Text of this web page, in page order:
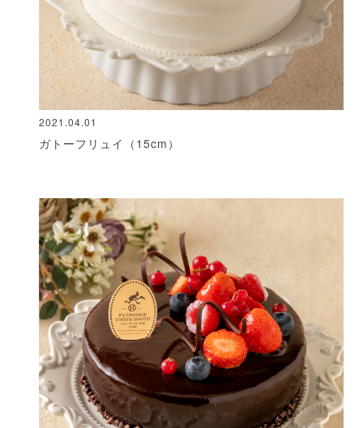
2021.04.01
ガトーフリュイ（15cm）